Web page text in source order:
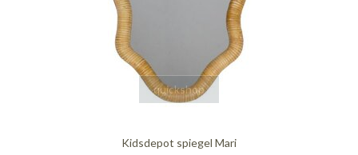
quickshop
Kidsdepot spiegel Mari